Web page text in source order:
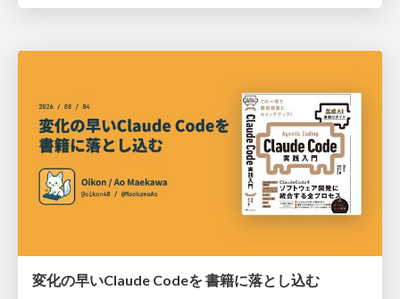
変化の早いClaude Codeを 書籍に落とし込む